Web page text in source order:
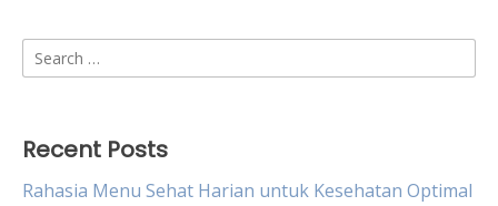
Search
for:
Recent Posts
Rahasia Menu Sehat Harian untuk Kesehatan Optimal